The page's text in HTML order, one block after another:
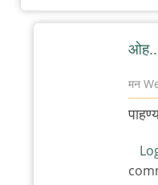
मन
मन
स्रोत